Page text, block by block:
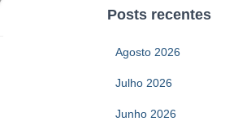
u
Posts recentes
Agosto 2026
Julho 2026
Junho 2026